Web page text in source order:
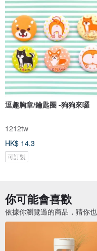
逗趣胸章/鑰匙圈 -狗狗來囉
1212tw
HK$ 14.3
可訂製
你可能會喜歡
依據你瀏覽過的商品，猜你